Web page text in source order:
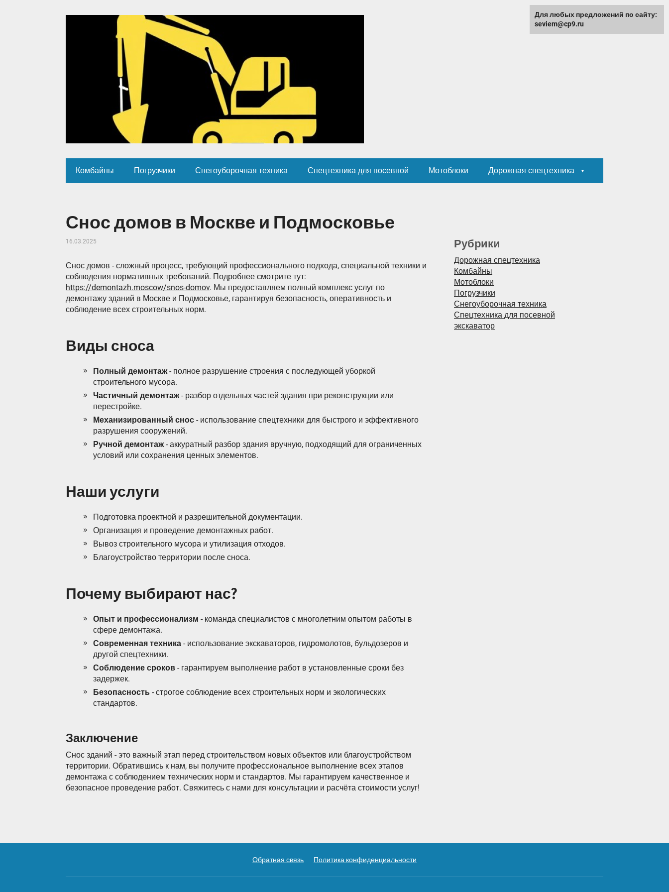
Комбайны Погрузчики Снегоуборочная техника Спецтехника для посевной Мотоблоки Дорожная спецтехника
Снос домов в Москве и Подмосковье
16.03.2025
Снос домов - сложный процесс, требующий профессионального подхода, специальной техники и
соблюдения нормативных требований. Подробнее смотрите тут:
https://demontazh.moscow/snos-domov. Мы предоставляем полный комплекс услуг по
демонтажу зданий в Москве и Подмосковье, гарантируя безопасность, оперативность и
соблюдение всех строительных норм.
Виды сноса
Полный демонтаж- полное разрушение строения с последующей уборкой
строительного мусора.
Частичный демонтаж- разбор отдельных частей здания при реконструкции или
перестройке.
Механизированный снос - использование спецтехники для быстрого и эффективного
разрушения сооружений.
Ручной демонтаж- аккуратный разбор здания вручную, подходящий для ограниченных
условий или сохранения ценных элементов.
Наши услуги
Подготовка проектной и разрешительной документации.
Организация и проведение демонтажных работ.
Вывоз строительного мусора и утилизация отходов.
Благоустройство территории после сноса.
Почему выбирают нас?
Опыт и профессионализм - команда специалистов с многолетним опытом работы в
сфере демонтажа.
Современная техника - использование экскаваторов, гидромолотов, бульдозеров и
другой спецтехники.
Соблюдение сроков - гарантируем выполнение работ в установленные сроки без
задержек.
Безопасность - строгое соблюдение всех строительных норм и экологических
стандартов.
Заключение
Снос зданий - это важный этап перед строительством новых объектов или благоустройством
территории. Обратившись к нам, вы получите профессиональное выполнение всех этапов
демонтажа с соблюдением технических норм и стандартов. Мы гарантируем качественное и
безопасное проведение работ. Свяжитесь с нами для консультации и расчёта стоимости услуг!
Рубрики
Дорожная спецтехника
Комбайны
Мотоблоки
Погрузчики
Снегоуборочная техника
Спецтехника для посевной
экскаватор
Обратная связь Политика конфиденциальности
Для любых предложений по сайту:
seviem@cp9.ru